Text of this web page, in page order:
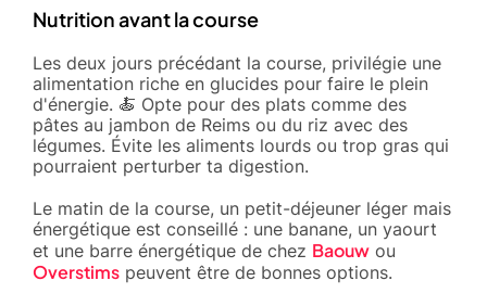
Nutrition avant la course
Les deux jours précédant la course, privilégie une
alimentation riche en glucides pour faire le plein
d'énergie. 🍝 Opte pour des plats comme des
pâtes au jambon de Reims ou du riz avec des
légumes. Évite les aliments lourds ou trop gras qui
pourraient perturber ta digestion.
Le matin de la course, un petit-déjeuner léger mais
énergétique est conseillé : une banane, un yaourt
et une barre énergétique de chez Baouw ou
Overstims peuvent être de bonnes options.